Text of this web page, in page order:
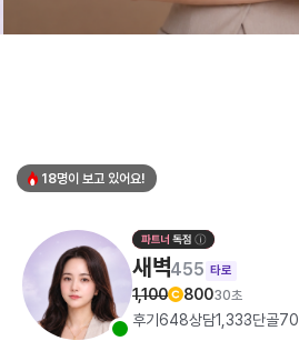
18명이 보고 있어요!
새벽455 타로
1,100 80030초
후기 648상담1,333단골70